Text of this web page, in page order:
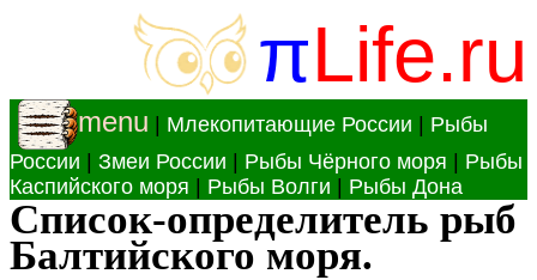
πLife.ru
menu Млекопитающие России
Рыбы
России
Змеи России Рыбы Чёрного моря
Рыбы
Каспийского моря
Рыбы Волги Рыбы Дона
Список-определитель рыб
Балтийского моря.